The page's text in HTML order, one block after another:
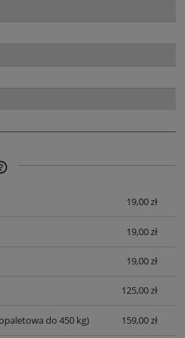
19,00 zł
19,00 zł
19,00 zł
125,00 zł
do 450 kg) 159,00 zł